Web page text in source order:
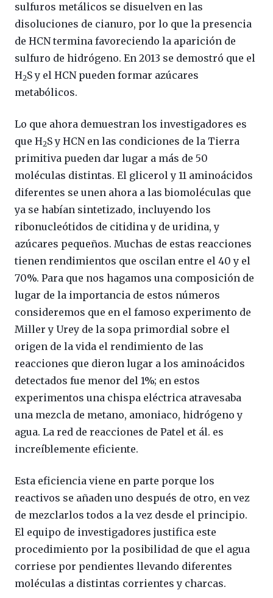
sulfuros metálicos se disuelven en las
disoluciones de cianuro, por lo que la presencia
de HCN termina favoreciendo la aparición de
sulfuro de hidrógeno. En 2013 se demostró que el
H2S y el HCN pueden formar azúcares
metabólicos.
Lo que ahora demuestran los investigadores es
que H2S y HCN en las condiciones de la Tierra
primitiva pueden dar lugar a más de 50
moléculas distintas. El glicerol y 11 aminoácidos
diferentes se unen ahora a las biomoléculas que
ya se habían sintetizado, incluyendo los
ribonucleótidos de citidina y de uridina, y
azúcares pequeños. Muchas de estas reacciones
tienen rendimientos que oscilan entre el 40 y el
70%. Para que nos hagamos una composición de
lugar de la importancia de estos números
consideremos que en el famoso experimento de
Miller y Urey de la sopa primordial sobre el
origen de la vida el rendimiento de las
reacciones que dieron lugar a los aminoácidos
detectados fue menor del 1%; en estos
experimentos una chispa eléctrica atravesaba
una mezcla de metano, amoniaco, hidrógeno y
agua. La red de reacciones de Patel et ál. es
increíblemente eficiente.
Esta eficiencia viene en parte porque los
reactivos se añaden uno después de otro, en vez
de mezclarlos todos a la vez desde el principio.
El equipo de investigadores justifica este
procedimiento por la posibilidad de que el agua
corriese por pendientes llevando diferentes
moléculas a distintas corrientes y charcas.